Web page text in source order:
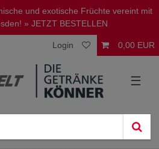
und exotische Früchte vereint mit
» JETZT BESTELLEN
Login 0,00 EUR
☰